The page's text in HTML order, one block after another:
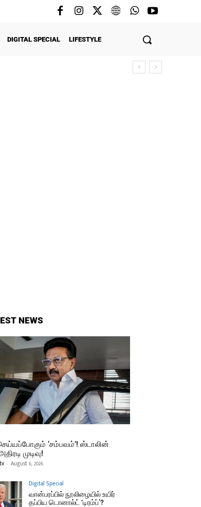
DIGITAL SPECIAL LIFESTYLE
NEWS
‘சம்பவம்’! ஸ்டாலின்
முடிவு!
- August 6, 2026
Digital Special
வான்பரப்பில் நூலிழையில் உயிர்
தப்பிய டொனால்ட் ‘டிரம்ப்’?